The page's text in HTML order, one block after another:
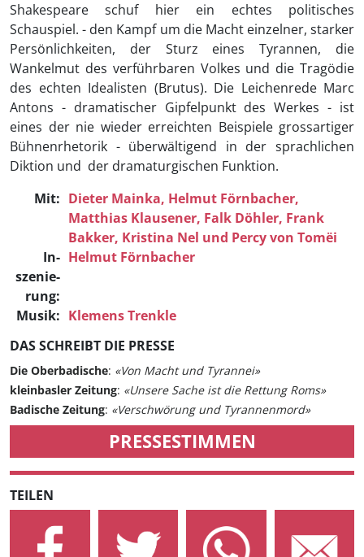
Shakespeare schuf hier ein echtes politisches
Schauspiel. - den Kampf um die Macht einzelner, starker
Persönlichkeiten, der Sturz eines Tyrannen, die
Wankelmut des verführbaren Volkes und die Tragödie
des echten Idealisten (Brutus). Die Leichenrede Marc
Antons - dramatischer Gipfelpunkt des Werkes - ist
eines der nie wieder erreichten Beispiele grossartiger
Bühnenrhetorik - überwältigend in der sprachlichen
Diktion und der dramaturgischen Funktion.
Mit: Dieter Mainka, Helmut Förnbacher,
Matthias Klausener, Falk Döhler, Frank
Bakker, Kristina Nel und Percy von Tomëi
In­
szenie­
rung:
Helmut Förnbacher
Musik: Klemens Trenkle
DAS SCHREIBT DIE PRESSE
Die Oberbadische: «Von Macht und Tyrannei»
kleinbasler Zeitung: «Unsere Sache ist die Rettung Roms»
Badische Zeitung: «Verschwörung und Tyrannenmord»
PRESSESTIMMEN
TEILEN